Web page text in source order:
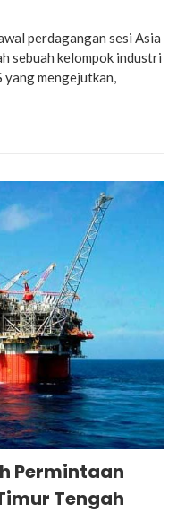
perdagangan sesi Asia
sebuah kelompok industri
mengejutkan,
Permintaan
Tengah